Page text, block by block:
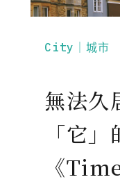
City｜城市
無法久
「它」
《